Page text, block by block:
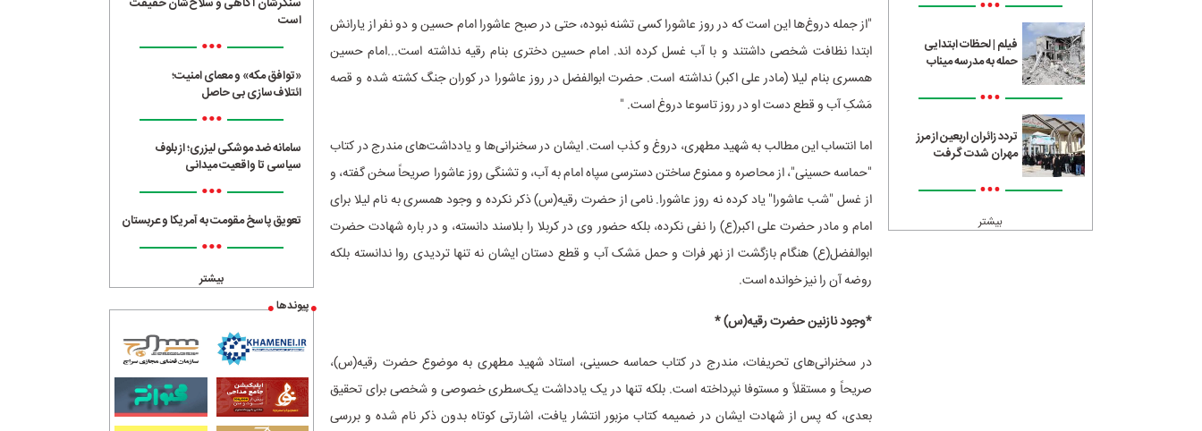
•••
فیلم | لحظات ابتدایی
حمله به مدرسه میناب
•••
تردد زائران اربعین از مرز
مهران شدت گرفت
•••
بیشتر
"از جمله دروغ‌ها این است که در روز عاشورا کسی تشنه نبوده، حتی در صبح عاشورا امام حسین و دو نفر از یارانش
ابتدا نظافت شخصی داشتند و با آب غسل کرده اند. امام حسین دختری بنام رقیه نداشته است...امام حسین
همسری بنام لیلا (مادر علی اکبر) نداشته است. حضرت ابوالفضل در روز عاشورا در کوران جنگ کشته شده و قصه
مَشکِ آب و قطع دست او در روز تاسوعا دروغ است. "
اما انتساب این مطالب به شهید مطهری، دروغ و کذب است. ایشان در سخنرانی‌ها و یادداشت‌های مندرج در کتاب
"حماسه حسینی"، از محاصره و ممنوع ساختن دسترسی سپاه امام به آب، و تشنگی روز عاشورا صریحاً سخن گفته، و
از غسل "شب عاشورا" یاد کرده نه روز عاشورا. نامی از حضرت رقیه(س) ذکر نکرده و وجود همسری به نام لیلا برای
امام و مادر حضرت علی اکبر(ع) را نفی نکرده، بلکه حضور وی در کربلا را بلاسند دانسته، و در باره شهادت حضرت
ابوالفضل(ع) هنگام بازگشت از نهر فرات و حمل مَشک آب و قطع دستان ایشان نه تنها تردیدی روا ندانسته بلکه
روضه آن را نیز خوانده است.
*وجود نازنین حضرت رقیه(س) *
در سخنرانی‌های تحریفات، مندرج در کتاب حماسه حسینی، استاد شهید مطهری به موضوع حضرت رقیه(س)،
صریحاً و مستقلاً و مستوفا نپرداخته است. بلکه تنها در یک یادداشت یک‌سطری خصوصی و شخصی برای تحقیق
بعدی، که پس از شهادت ایشان در ضمیمه کتاب مزبور انتشار یافت، اشارتی کوتاه بدون ذکر نام شده و بررسی
است
•••
«توافق مکه» و معمای امنیت؛
ائتلاف‌سازی بی حاصل
•••
سامانه ضد موشکی لیزری؛ از بلوف
سیاسی تا واقعیت میدانی
•••
تعویق پاسخ مقومت به آمریکا و عربستان
•••
بیشتر
پیوندها